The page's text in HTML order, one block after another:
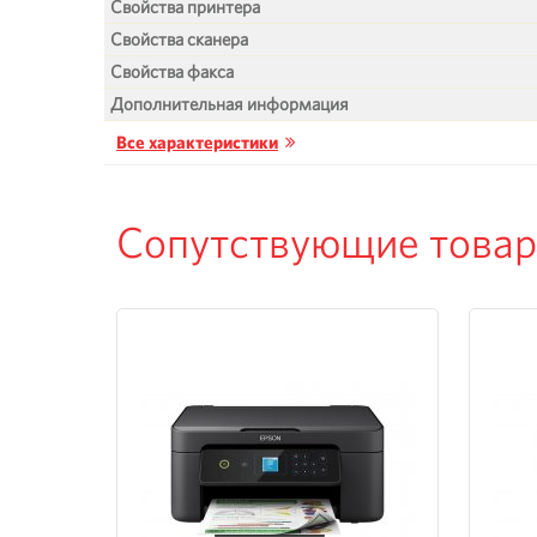
Свойства принтера
Свойства сканера
Свойства факса
Дополнительная информация
Все характеристики
Сопутствующие